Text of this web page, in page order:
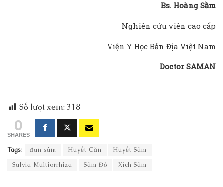
Bs. Hoàng Sầm
Nghiên cứu viên cao cấp
Viện Y Học Bản Địa Việt Nam
Doctor SAMAN
Số lượt xem: 318
0
SHARES
Tags: đan sâm Huyết Căn
Huyết Sâm
Salvia Multiorrhiza
Sâm Đỏ Xích Sâm